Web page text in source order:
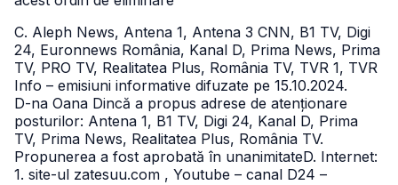
C. Aleph News, Antena 1, Antena 3 CNN, B1 TV, Digi
24, Euronnews România, Kanal D, Prima News, Prima
TV, PRO TV, Realitatea Plus, România TV, TVR 1, TVR
Info – emisiuni informative difuzate pe 15.10.2024.
D-na Oana Dincă a propus adrese de atenționare
posturilor: Antena 1, B1 TV, Digi 24, Kanal D, Prima
TV, Prima News, Realitatea Plus, România TV.
Propunerea a fost aprobată în unanimitateD. Internet:
1. site-ul zatesuu.com , Youtube – canal D24 –